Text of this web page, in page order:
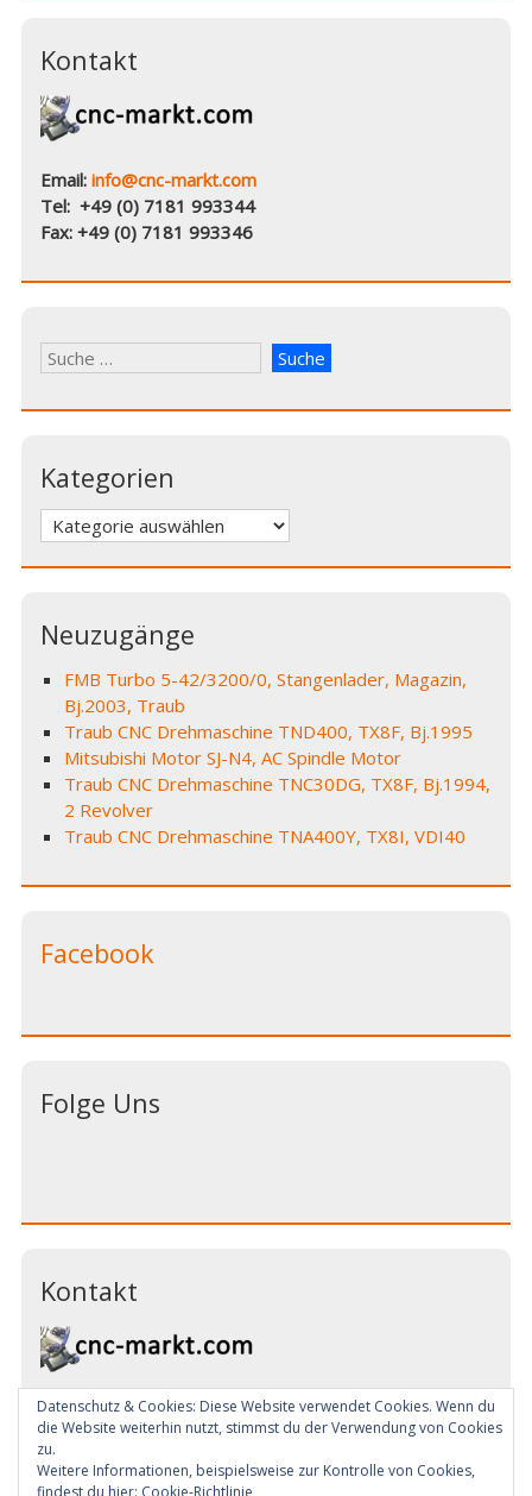
Kontakt
Email:info@cnc-markt.com
Tel: +49 (0) 7181 993344
Fax: +49 (0) 7181 993346
Kategorien
Kategorien
Neuzugänge
FMB Turbo 5-42/3200/0, Stangenlader, Magazin,
Bj.2003, Traub
Traub CNC Drehmaschine TND400, TX8F, Bj.1995
Mitsubishi Motor SJ-N4, AC Spindle Motor
Traub CNC Drehmaschine TNC30DG, TX8F, Bj.1994,
2 Revolver
Traub CNC Drehmaschine TNA400Y, TX8I, VDI40
Facebook
Folge Uns
Kontakt
Email:info@cnc-markt.com
Tel: +49 (0) 7181 993344
Datenschutz & Cookies: Diese Website verwendet Cookies. Wenn du
die Website weiterhin nutzt, stimmst du der Verwendung von Cookies
zu.
Weitere Informationen, beispielsweise zur Kontrolle von Cookies,
findest du hier: Cookie-Richtlinie